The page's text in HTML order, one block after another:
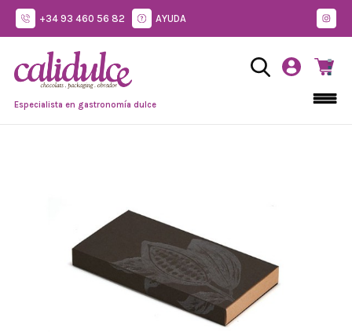
+34 93 460 56 82 AYUDA
Especialista en gastronomía dulce